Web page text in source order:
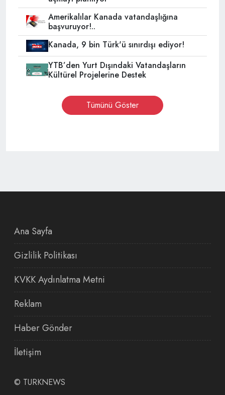
Amerikalılar Kanada vatandaşlığına
başvuruyor!..
Kanada, 9 bin Türk'ü sınırdışı ediyor!
YTB’den Yurt Dışındaki Vatandaşların
Kültürel Projelerine Destek
Tümünü Göster
Ana Sayfa
Gizlilik Politikası
KVKK Aydınlatma Metni
Reklam
Haber Gönder
İletişim
© TURKNEWS